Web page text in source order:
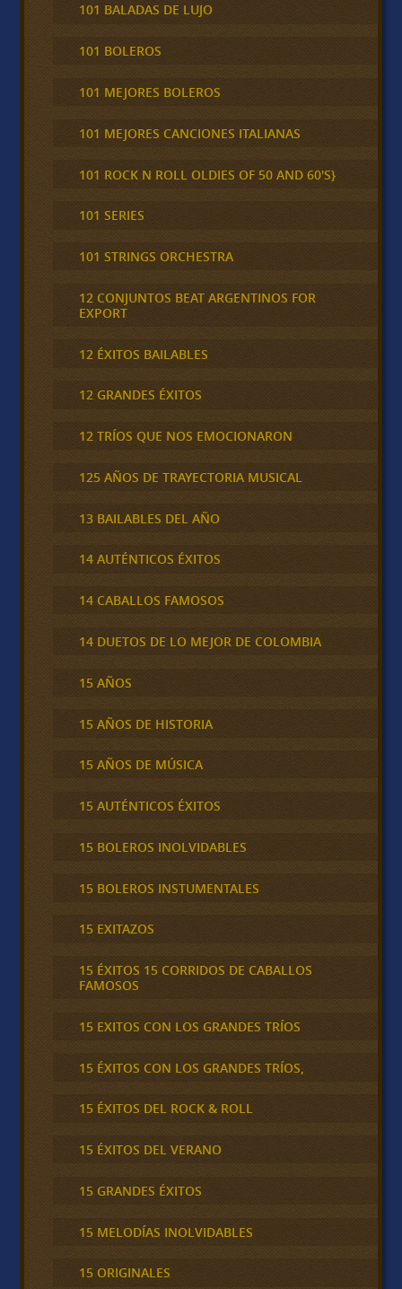
101 BALADAS DE LUJO
101 BOLEROS
101 MEJORES BOLEROS
101 MEJORES CANCIONES ITALIANAS
101 ROCK N ROLL OLDIES OF 50 AND 60'S}
101 SERIES
101 STRINGS ORCHESTRA
12 CONJUNTOS BEAT ARGENTINOS FOR
EXPORT
12 ÉXITOS BAILABLES
12 GRANDES ÉXITOS
12 TRÍOS QUE NOS EMOCIONARON
125 AÑOS DE TRAYECTORIA MUSICAL
13 BAILABLES DEL AÑO
14 AUTÉNTICOS ÉXITOS
14 CABALLOS FAMOSOS
14 DUETOS DE LO MEJOR DE COLOMBIA
15 AÑOS
15 AÑOS DE HISTORIA
15 AÑOS DE MÚSICA
15 AUTÉNTICOS ÉXITOS
15 BOLEROS INOLVIDABLES
15 BOLEROS INSTUMENTALES
15 EXITAZOS
15 ÉXITOS 15 CORRIDOS DE CABALLOS
FAMOSOS
15 EXITOS CON LOS GRANDES TRÍOS
15 ÉXITOS CON LOS GRANDES TRÍOS,
15 ÉXITOS DEL ROCK & ROLL
15 ÉXITOS DEL VERANO
15 GRANDES ÉXITOS
15 MELODÍAS INOLVIDABLES
15 ORIGINALES